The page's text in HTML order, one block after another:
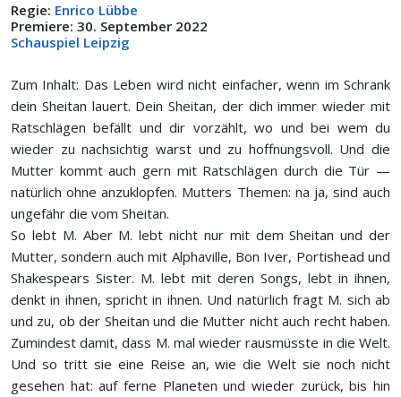
Regie: Enrico Lübbe
Premiere: 30. September 2022
Schauspiel Leipzig
Zum Inhalt: Das Leben wird nicht einfacher, wenn im Schrank
dein Sheitan lauert. Dein Sheitan, der dich immer wieder mit
Ratschlägen befällt und dir vorzählt, wo und bei wem du
wieder zu nachsichtig warst und zu hoffnungsvoll. Und die
Mutter kommt auch gern mit Ratschlägen durch die Tür —
natürlich ohne anzuklopfen. Mutters Themen: na ja, sind auch
ungefähr die vom Sheitan.
So lebt M. Aber M. lebt nicht nur mit dem Sheitan und der
Mutter, sondern auch mit Alphaville, Bon Iver, Portishead und
Shakespears Sister. M. lebt mit deren Songs, lebt in ihnen,
denkt in ihnen, spricht in ihnen. Und natürlich fragt M. sich ab
und zu, ob der Sheitan und die Mutter nicht auch recht haben.
Zumindest damit, dass M. mal wieder rausmüsste in die Welt.
Und so tritt sie eine Reise an, wie die Welt sie noch nicht
gesehen hat: auf ferne Planeten und wieder zurück, bis hin